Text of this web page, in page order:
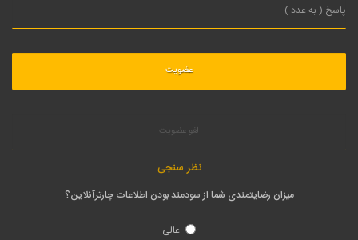
لغو عضویت
نظر سنجی
میزان رضایتمندی شما از سودمند بودن اطلاعات چارترآنلاین؟
عالی